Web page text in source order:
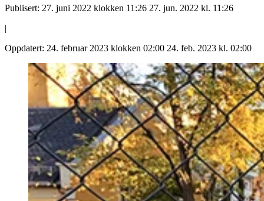
Publisert: 27. juni 2022 klokken 11:26 27. jun. 2022 kl. 11:26
|
Oppdatert: 24. februar 2023 klokken 02:00 24. feb. 2023 kl. 02:00